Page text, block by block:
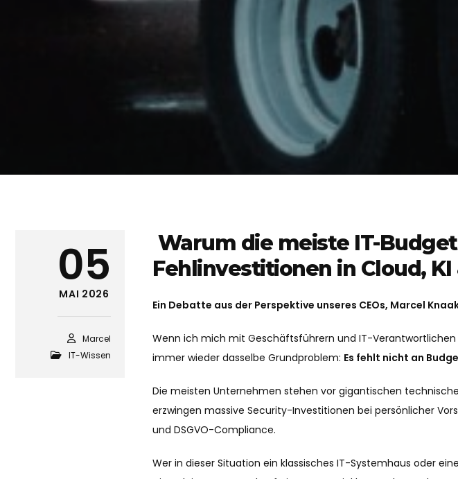
05
MAI 2026
Marcel
IT-Wissen
Warum die meiste IT-
Fehlinvestitionen in Cloud,
Ein Debatte aus der Perspektive unseres CEOs, Marcel
Wenn ich mich mit Geschäftsführern und IT-
immer wieder dasselbe Grundproblem: Es fehlt nicht an
Die meisten Unternehmen stehen vor gigantischen
erzwingen massive Security-Investitionen bei persönlicher
und DSGVO-Compliance.
Wer in dieser Situation ein klassisches IT-Systemhaus oder